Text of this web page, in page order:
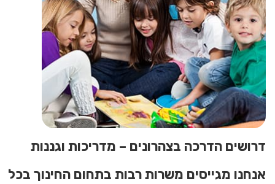
דרושים הדרכה בצהרונים – מדריכות וגננות
אנחנו מגייסים משרות רבות בתחום החינוך בכל